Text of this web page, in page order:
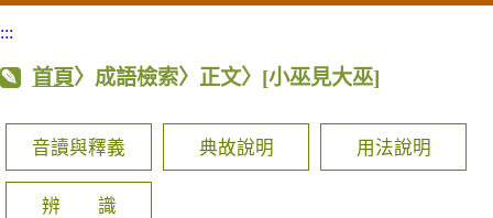
:::
首頁〉成語檢索〉正文〉 [小巫見大巫]
音讀與釋義 典故說明 用法說明
辨 識